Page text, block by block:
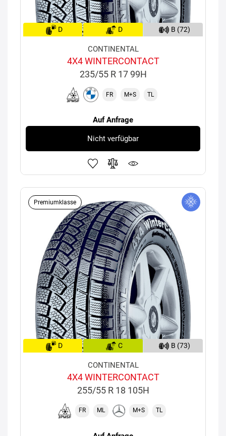
D D B (72)
CONTINENTAL
4X4 WINTERCONTACT
235/55 R 17 99H
FR M+S TL
Auf Anfrage
Nicht verfügbar
Premiumklasse
D C B (73)
CONTINENTAL
4X4 WINTERCONTACT
255/55 R 18 105H
FR ML M+S TL